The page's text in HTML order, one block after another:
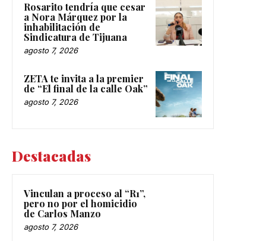
Rosarito tendría que cesar
a Nora Márquez por la
inhabilitación de
Sindicatura de Tijuana
agosto 7, 2026
ZETA te invita a la premier
de “El final de la calle Oak”
agosto 7, 2026
Destacadas
Vinculan a proceso al “R1”,
pero no por el homicidio
de Carlos Manzo
agosto 7, 2026